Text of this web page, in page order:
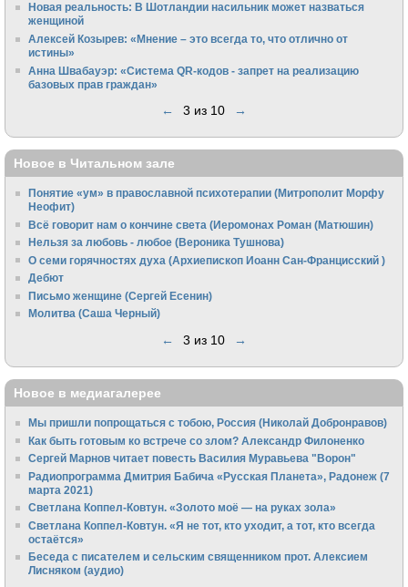
Новая реальность: В Шотландии насильник может назваться
женщиной
Алексей Козырев: «Мнение – это всегда то, что отлично от
истины»
Анна Швабауэр: «Система QR-кодов - запрет на реализацию
базовых прав граждан»
← 3 из 10 →
Новое в Читальном зале
Понятие «ум» в православной психотерапии (Митрополит Морфу
Неофит)
Всё говорит нам о кончине света (Иеромонах Роман (Матюшин)
Нельзя за любовь - любое (Вероника Тушнова)
О семи горячностях духа (Архиепископ Иоанн Сан-Францисский )
Дебют
Письмо женщине (Сергей Есенин)
Молитва (Саша Черный)
← 3 из 10 →
Новое в медиагалерее
Мы пришли попрощаться с тобою, Россия (Николай Добронравов)
Как быть готовым ко встрече со злом? Александр Филоненко
Сергей Марнов читает повесть Василия Муравьева "Ворон"
Радиопрограмма Дмитрия Бабича «Русская Планета», Радонеж (7
марта 2021)
Светлана Коппел-Ковтун. «Золото моё — на руках зола»
Светлана Коппел-Ковтун. «Я не тот, кто уходит, а тот, кто всегда
остаётся»
Беседа с писателем и сельским священником прот. Алексием
Лисняком (аудио)